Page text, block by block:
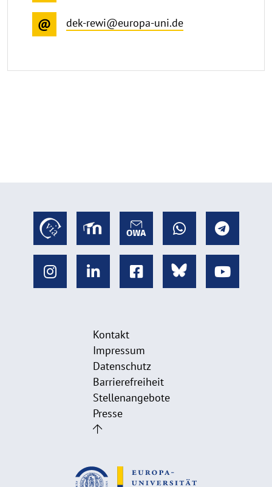
dek-rewi@europa-uni.de
Kontakt
Impressum
Datenschutz
Barrierefreiheit
Stellenangebote
Presse